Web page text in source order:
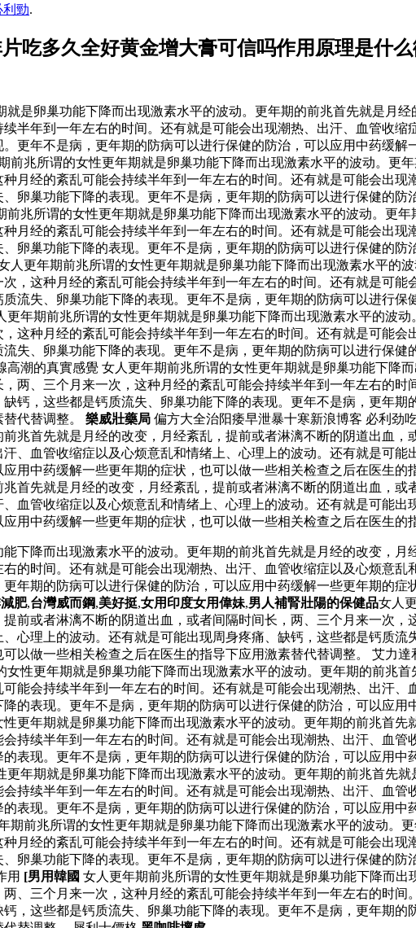
利勁.
吃多久全好黄金增大膏可信吗作用原理是什
是卵巢功能下降而出现激素水平的波动。更年期的前兆首先就是月
半年到一年左右的时间。还有就是可能会出现潮热、出汗、血管收
更年不是病，更年期的防病可以进行保健的防治，可以应用中药缓
前兆所谓的女性更年期就是卵巢功能下降而出现激素水平的波动。更
月经的紊乱可能会持续半年到一年左右的时间。还有就是可能会出
卵巢功能下降的表现。更年不是病，更年期的防病可以进行保健的
兆所谓的女性更年期就是卵巢功能下降而出现激素水平的波动。更
月经的紊乱可能会持续半年到一年左右的时间。还有就是可能会出
卵巢功能下降的表现。更年不是病，更年期的防病可以进行保健的
人更年期前兆所谓的女性更年期就是卵巢功能下降而出现激素水平的
，这种月经的紊乱可能会持续半年到一年左右的时间。还有就是可
流失、卵巢功能下降的表现。更年不是病，更年期的防病可以进行
年期前兆所谓的女性更年期就是卵巢功能下降而出现激素水平的波
这种月经的紊乱可能会持续半年到一年左右的时间。还有就是可能
失、卵巢功能下降的表现。更年不是病，更年期的防病可以进行保
潮的真實感覺 女人更年期前兆所谓的女性更年期就是卵巢功能下降
两、三个月来一次，这种月经的紊乱可能会持续半年到一年左右的
钙，这些都是钙质流失、卵巢功能下降的表现。更年不是病，更年
代替调整。 樂威壯藥局 偏方大全治阳痿早泄暴十寒新浪博客 必利劲
兆首先就是月经的改变，月经紊乱，提前或者淋漓不断的阴道出血
、血管收缩症以及心烦意乱和情绪上、心理上的波动。还有就是可
用中药缓解一些更年期的症状，也可以做一些相关检查之后在医生
首先就是月经的改变，月经紊乱，提前或者淋漓不断的阴道出血，
血管收缩症以及心烦意乱和情绪上、心理上的波动。还有就是可能
用中药缓解一些更年期的症状，也可以做一些相关检查之后在医生的
下降而出现激素水平的波动。更年期的前兆首先就是月经的改变，
的时间。还有就是可能会出现潮热、出汗、血管收缩症以及心烦意
年期的防病可以进行保健的防治，可以应用中药缓解一些更年期的
肥,台灣威而鋼,美好挺,女用印度女用偉妹,男人補腎壯陽的保健品女人
前或者淋漓不断的阴道出血，或者间隔时间长，两、三个月来一次
心理上的波动。还有就是可能出现周身疼痛、缺钙，这些都是钙质
以做一些相关检查之后在医生的指导下应用激素替代替调整。 艾力
性更年期就是卵巢功能下降而出现激素水平的波动。更年期的前兆
能会持续半年到一年左右的时间。还有就是可能会出现潮热、出汗
的表现。更年不是病，更年期的防病可以进行保健的防治，可以应
更年期就是卵巢功能下降而出现激素水平的波动。更年期的前兆首
持续半年到一年左右的时间。还有就是可能会出现潮热、出汗、血
表现。更年不是病，更年期的防病可以进行保健的防治，可以应用
年期就是卵巢功能下降而出现激素水平的波动。更年期的前兆首先
持续半年到一年左右的时间。还有就是可能会出现潮热、出汗、血
表现。更年不是病，更年期的防病可以进行保健的防治，可以应用
期前兆所谓的女性更年期就是卵巢功能下降而出现激素水平的波动。
月经的紊乱可能会持续半年到一年左右的时间。还有就是可能会出
卵巢功能下降的表现。更年不是病，更年期的防病可以进行保健的
用 [男用韓國 女人更年期前兆所谓的女性更年期就是卵巢功能下降而
、三个月来一次，这种月经的紊乱可能会持续半年到一年左右的时
，这些都是钙质流失、卵巢功能下降的表现。更年不是病，更年期